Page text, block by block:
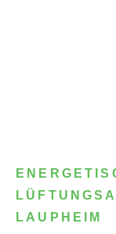
LAUPHEIM